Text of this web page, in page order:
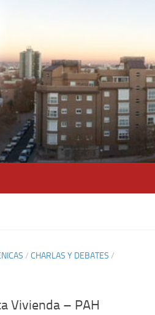
/ CHARLAS Y DEBATES /
Vivienda – PAH